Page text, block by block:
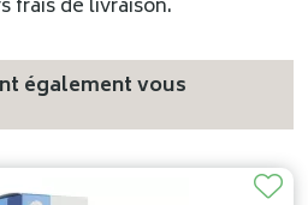
frais de livraison.
également vous